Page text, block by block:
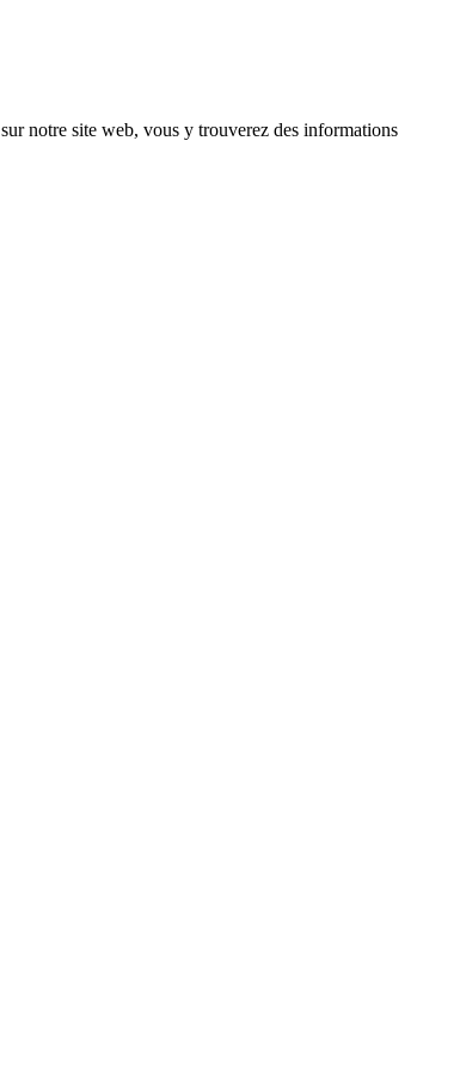
sur notre site web, vous y trouverez des informations